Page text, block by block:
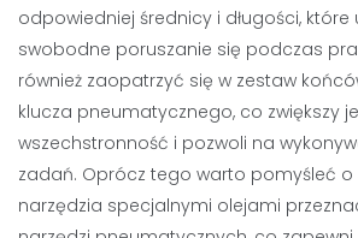
odpowiedniej średnicy i długości, które
swobodne poruszanie się podczas
również zaopatrzyć się w zestaw
klucza pneumatycznego, co zwiększy
wszechstronność i pozwoli na
zadań. Oprócz tego warto pomyśleć
narzędzia specjalnymi olejami